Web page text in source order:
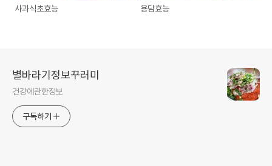
사과식초효능 용담효능
별바라기정보꾸러미
건강에관한정보
구독하기